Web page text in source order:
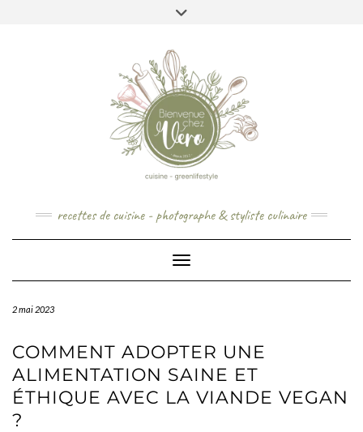
recettes de cuisine - photographe & styliste culinaire
Toggle Navigation
2 mai 2023
COMMENT ADOPTER UNE
ALIMENTATION SAINE ET
ÉTHIQUE AVEC LA VIANDE VEGAN
?